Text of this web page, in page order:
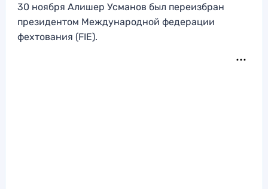
30 ноября Алишер Усманов был переизбран
президентом Международной федерации
фехтования (FIE).